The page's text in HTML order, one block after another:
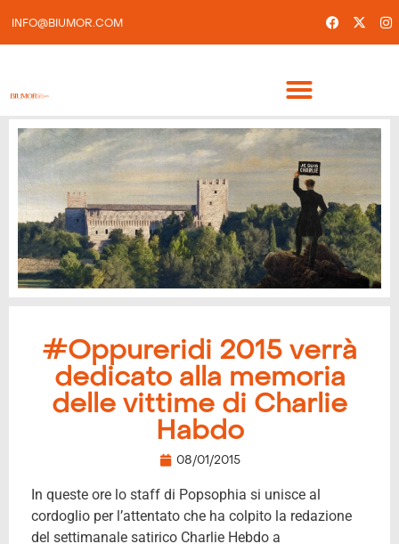
INFO@BIUMOR.COM
#Oppureridi 2015 verrà
dedicato alla memoria
delle vittime di Charlie
Habdo
08/01/2015
In queste ore lo staff di Popsophia si unisce al
cordoglio per l’attentato che ha colpito la redazione
del settimanale satirico Charlie Hebdo a